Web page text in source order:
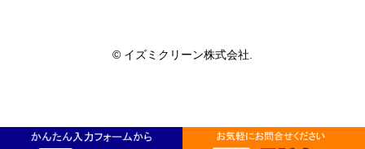
© イズミクリーン株式会社.